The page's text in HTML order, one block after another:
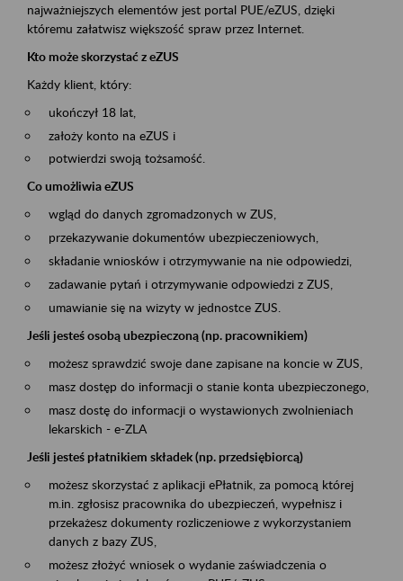
najważniejszych elementów jest portal PUE/eZUS, dzięki
któremu załatwisz większość spraw przez Internet.
Kto może skorzystać z eZUS
Każdy klient, który:
ukończył 18 lat,
założy konto na eZUS i
potwierdzi swoją tożsamość.
Co umożliwia eZUS
wgląd do danych zgromadzonych w ZUS,
przekazywanie dokumentów ubezpieczeniowych,
składanie wniosków i otrzymywanie na nie odpowiedzi,
zadawanie pytań i otrzymywanie odpowiedzi z ZUS,
umawianie się na wizyty w jednostce ZUS.
Jeśli jesteś osobą ubezpieczoną (np. pracownikiem)
możesz sprawdzić swoje dane zapisane na koncie w ZUS,
masz dostęp do informacji o stanie konta ubezpieczonego,
masz dostę do informacji o wystawionych zwolnieniach
lekarskich - e-ZLA
Jeśli jesteś płatnikiem składek (np. przedsiębiorcą)
możesz skorzystać z aplikacji ePłatnik, za pomocą której
m.in. zgłosisz pracownika do ubezpieczeń, wypełnisz i
przekażesz dokumenty rozliczeniowe z wykorzystaniem
danych z bazy ZUS,
możesz złożyć wniosek o wydanie zaświadczenia o